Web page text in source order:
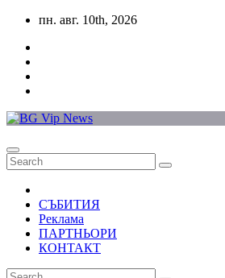
Skip
content
пн. авг. 10th, 2026
СЪБИТИЯ
Реклама
ПАРТНЬОРИ
КОНТАКТ